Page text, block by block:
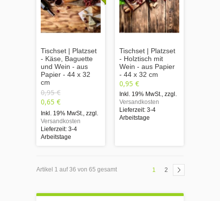
Tischset | Platzset
- Käse, Baguette
und Wein - aus
Papier - 44 x 32
cm
0,95 €
0,65 €
Inkl. 19% MwSt. zzgl.
Versandkosten
Lieferzeit: 3-4
Arbeitstage
Tischset | Platzset
- Holztisch mit
Wein - aus Papier
- 44 x 32 cm
0,95 €
Inkl. 19% MwSt. zzgl.
Versandkosten
Lieferzeit: 3-4
Arbeitstage
Artikel 1 auf 36 von 65 gesamt 1 2